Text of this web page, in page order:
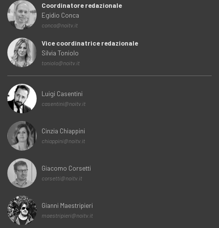
Coordinatore redazionale
Egidio Conca
conca@noitv.it
Vice coordinatrice redazionale
Silvia Toniolo
toniolo@noitv.it
Luigi Casentini
casentini@noitv.it
Cinzia Chiappini
chiappini@noitv.it
Giacomo Corsetti
corsetti@noitv.it
Gianni Maestripieri
maestripieri@noitv.it